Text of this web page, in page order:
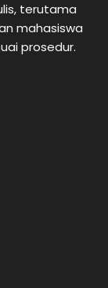
terutama
mahasiswa
prosedur.